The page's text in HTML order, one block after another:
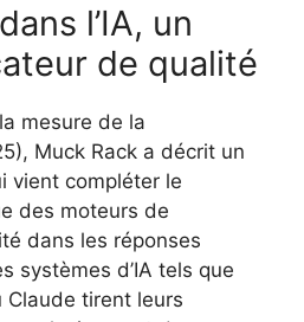
l’IA, un
de qualité
mesure de la
Muck Rack a décrit un
vient compléter le
des moteurs de
dans les réponses
systèmes d’IA tels que
Claude tirent leurs